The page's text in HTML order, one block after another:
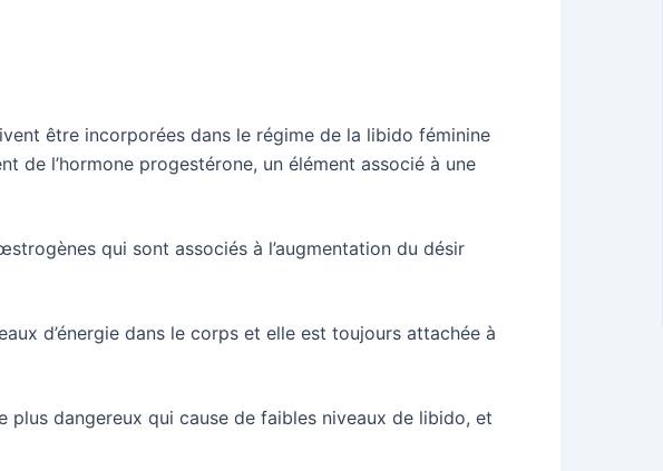
être incorporées dans le régime de la libido féminine
de l’hormone progestérone, un élément associé à une
qui sont associés à l’augmentation du désir
d’énergie dans le corps et elle est toujours attachée à
dangereux qui cause de faibles niveaux de libido, et